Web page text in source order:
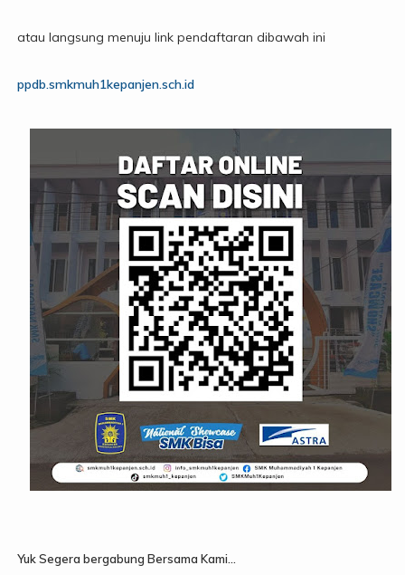
atau langsung menuju link pendaftaran dibawah ini
ppdb.smkmuh1kepanjen.sch.id
Yuk Segera bergabung Bersama Kami...